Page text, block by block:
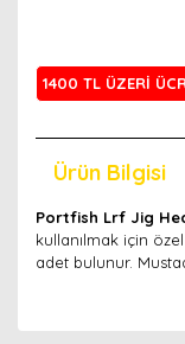
1400 TL ÜZERİ
Ürün Bilgisi
Portfish Lrf Jig
kullanılmak için
adet bulunur.